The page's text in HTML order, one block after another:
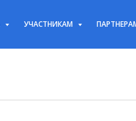
УЧАСТНИКАМ